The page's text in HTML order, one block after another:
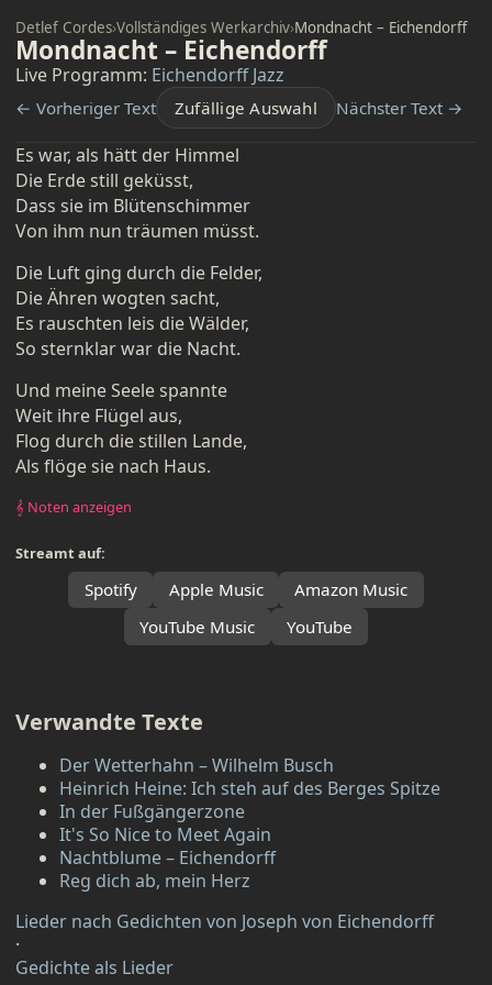
Detlef Cordes›Vollständiges Werkarchiv›Mondnacht – Eichendorff
Mondnacht – Eichendorff
Live Programm: Eichendorff Jazz
← Vorheriger Text Zufällige Auswahl Nächster Text →
Es war, als hätt der Himmel
Die Erde still geküsst,
Dass sie im Blütenschimmer
Von ihm nun träumen müsst.
Die Luft ging durch die Felder,
Die Ähren wogten sacht,
Es rauschten leis die Wälder,
So sternklar war die Nacht.
Und meine Seele spannte
Weit ihre Flügel aus,
Flog durch die stillen Lande,
Als flöge sie nach Haus.
𝄞 Noten anzeigen
Streamt auf:
Spotify Apple Music
Amazon Music
YouTube Music
YouTube
Verwandte Texte
Der Wetterhahn – Wilhelm Busch
Heinrich Heine: Ich steh auf des Berges Spitze
In der Fußgängerzone
It's So Nice to Meet Again
Nachtblume – Eichendorff
Reg dich ab, mein Herz
Lieder nach Gedichten von Joseph von Eichendorff
·
Gedichte als Lieder